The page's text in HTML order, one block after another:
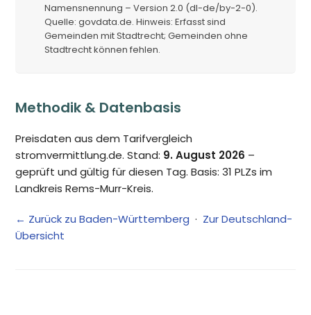
Namensnennung – Version 2.0 (dl-de/by-2-0).
Quelle: govdata.de. Hinweis: Erfasst sind
Gemeinden mit Stadtrecht; Gemeinden ohne
Stadtrecht können fehlen.
Methodik & Datenbasis
Preisdaten aus dem Tarifvergleich
stromvermittlung.de. Stand: 9. August 2026 –
geprüft und gültig für diesen Tag. Basis: 31 PLZs im
Landkreis Rems-Murr-Kreis.
← Zurück zu Baden-Württemberg · Zur Deutschland-
Übersicht